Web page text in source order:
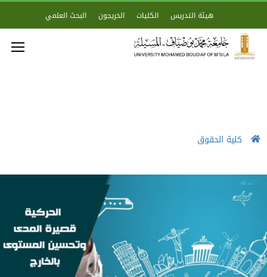
هيئة التدريس الكليات الخريجون البحث العلمي
كلية الحقوق